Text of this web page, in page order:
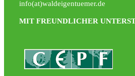
info(at)waldeigentuemer.de
MIT FREUNDLICHER